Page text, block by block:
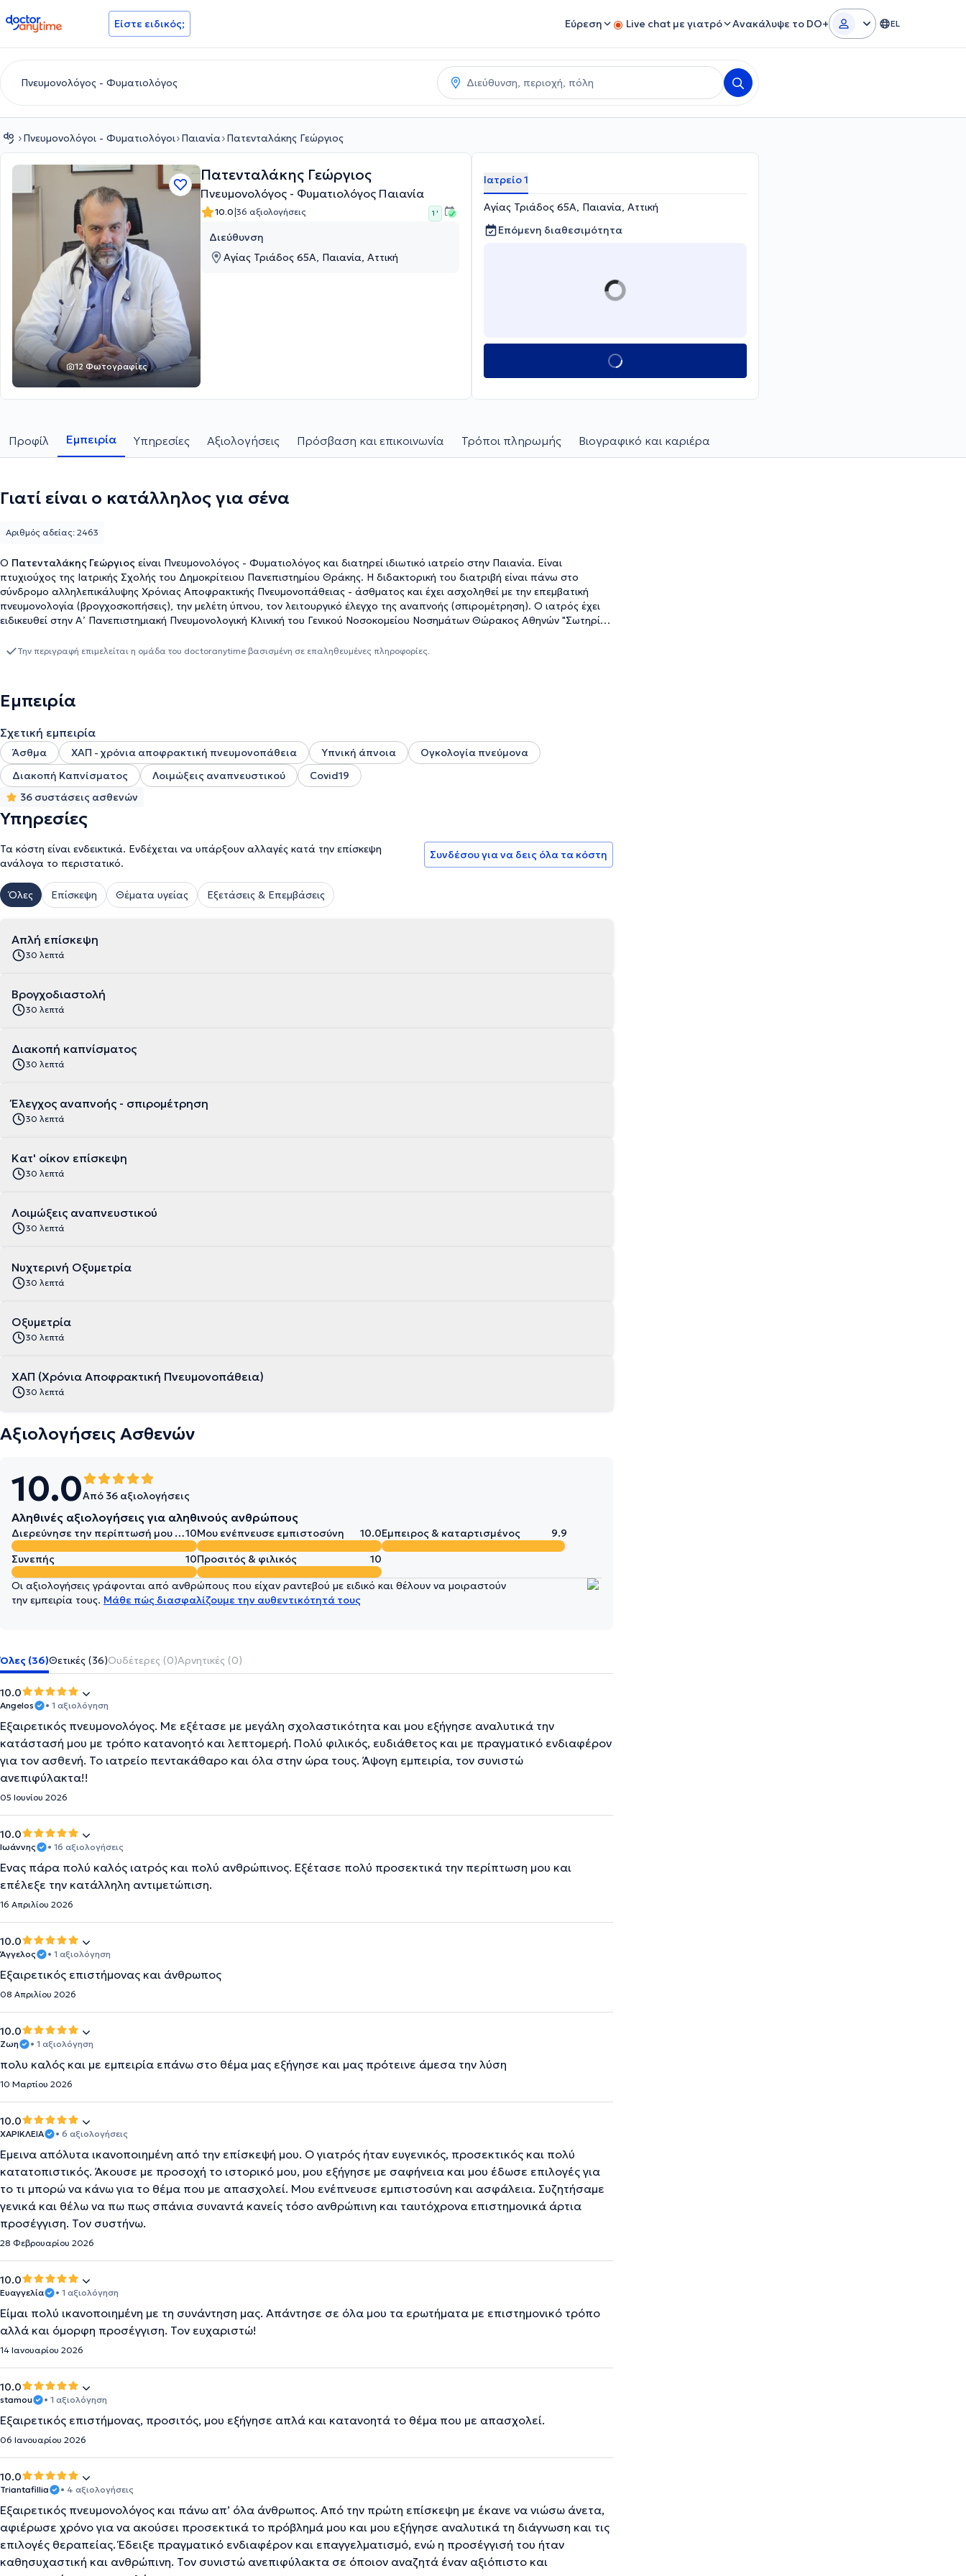
doctoranytime Είστε ειδικός; Εύρεση Live chat με γιατρό Ανακάλυψε το DO+ EL
Πνευμονολόγοι - Φυματιολόγοι Παιανία Πατενταλάκης Γεώργιος
12 Φωτογραφίες
Πατενταλάκης Γεώργιος
Πνευμονολόγος - Φυματιολόγος Παιανία
10.0|36 αξιολογήσεις 1 '
Διεύθυνση
Αγίας Τριάδος 65Α, Παιανία, Αττική
Ιατρείο 1
Αγίας Τριάδος 65Α, Παιανία, Αττική
Επόμενη διαθεσιμότητα
Προφίλ Εμπειρία Υπηρεσίες Αξιολογήσεις Πρόσβαση και επικοινωνία Τρόποι πληρωμής Βιογραφικό και καριέρα
Γιατί είναι ο κατάλληλος για σένα
Ο Πατενταλάκης Γεώργιος είναι Πνευμονολόγος - Φυματιολόγος και διατηρεί ιδιωτικό ιατρείο στην Παιανία. Είναι
πτυχιούχος της Ιατρικής Σχολής του Δημοκρίτειου Πανεπιστημίου Θράκης. Η διδακτορική του διατριβή είναι πάνω στο
σύνδρομο αλληλεπικάλυψης Χρόνιας Αποφρακτικής Πνευμονοπάθειας - άσθματος και έχει ασχοληθεί με την επεμβατική
πνευμονολογία (βρογχοσκοπήσεις), την μελέτη ύπνου, τον λειτουργικό έλεγχο της αναπνοής (σπιρομέτρηση). Ο ιατρός έχει
ειδικευθεί στην Α’ Πανεπιστημιακή Πνευμονολογική Κλινική του Γενικού Νοσοκομείου Νοσημάτων Θώρακος Αθηνών "Σωτηρία"
Διακοπής Καπνίσματος του Ευγενίδειου Θεραπευτήριου. Ακόμα, έχει δημοσιεύσει πολλές έρευνες σε συνέδρια και περιοδικά
Αριθμός αδείας: 2463
Την περιγραφή επιμελείται η ομάδα του doctoranytime βασισμένη σε επαληθευμένες πληροφορίες.
Εμπειρία
Σχετική εμπειρία
Άσθμα ΧΑΠ - χρόνια αποφρακτική πνευμονοπάθεια Υπνική άπνοια
Ογκολογία πνεύμονα
Διακοπή Καπνίσματος
Λοιμώξεις αναπνευστικού
Covid19
36 συστάσεις ασθενών
Υπηρεσίες
Τα κόστη είναι ενδεικτικά. Ενδέχεται να υπάρξουν αλλαγές κατά την επίσκεψη
ανάλογα το περιστατικό.
Συνδέσου για να δεις όλα τα κόστη
Όλες Επίσκεψη Θέματα υγείας Εξετάσεις & Επεμβάσεις
Απλή επίσκεψη
30 λεπτά
Βρογχοδιαστολή
30 λεπτά
Διακοπή καπνίσματος
30 λεπτά
Έλεγχος αναπνοής - σπιρομέτρηση
30 λεπτά
Κατ' οίκον επίσκεψη
30 λεπτά
Λοιμώξεις αναπνευστικού
30 λεπτά
Νυχτερινή Οξυμετρία
30 λεπτά
Οξυμετρία
30 λεπτά
ΧΑΠ (Χρόνια Αποφρακτική Πνευμονοπάθεια)
30 λεπτά
Αξιολογήσεις Ασθενών
10.0Από 36 αξιολογήσεις
Αληθινές αξιολογήσεις για αληθινούς ανθρώπους
Διερεύνησε την περίπτωσή μου σε βάθος10Μου ενέπνευσε εμπιστοσύνη 10.0Έμπειρος & καταρτισμένος
9.9
Συνεπής
10Προσιτός & φιλικός 10
Οι αξιολογήσεις γράφονται από ανθρώπους που είχαν ραντεβού με ειδικό και θέλουν να μοιραστούν
την εμπειρία τους. Μάθε πώς διασφαλίζουμε την αυθεντικότητά τους
Όλες (36)Θετικές (36)Ουδέτερες (0)Αρνητικές (0)
10.0
Angelos • 1 αξιολόγηση
Εξαιρετικός πνευμονολόγος. Με εξέτασε με μεγάλη σχολαστικότητα και μου εξήγησε αναλυτικά την
κατάστασή μου με τρόπο κατανοητό και λεπτομερή. Πολύ φιλικός, ευδιάθετος και με πραγματικό ενδιαφέρον
για τον ασθενή. Το ιατρείο πεντακάθαρο και όλα στην ώρα τους. Άψογη εμπειρία, τον συνιστώ
ανεπιφύλακτα!!
05 Ιουνίου 2026
10.0
Ιωάννης • 16 αξιολογήσεις
Ένας πάρα πολύ καλός ιατρός και πολύ ανθρώπινος. Εξέτασε πολύ προσεκτικά την περίπτωση μου και
επέλεξε την κατάλληλη αντιμετώπιση.
16 Απριλίου 2026
10.0
Άγγελος • 1 αξιολόγηση
Εξαιρετικός επιστήμονας και άνθρωπος
08 Απριλίου 2026
10.0
Ζωη • 1 αξιολόγηση
πολυ καλός και με εμπειρία επάνω στο θέμα μας εξήγησε και μας πρότεινε άμεσα την λύση
10 Μαρτίου 2026
10.0
ΧΑΡΙΚΛΕΙΑ • 6 αξιολογήσεις
Έμεινα απόλυτα ικανοποιημένη από την επίσκεψή μου. Ο γιατρός ήταν ευγενικός, προσεκτικός και πολύ
κατατοπιστικός. Άκουσε με προσοχή το ιστορικό μου, μου εξήγησε με σαφήνεια και μου έδωσε επιλογές για
το τι μπορώ να κάνω για το θέμα που με απασχολεί. Μου ενέπνευσε εμπιστοσύνη και ασφάλεια. Συζητήσαμε
γενικά και θέλω να πω πως σπάνια συναντά κανείς τόσο ανθρώπινη και ταυτόχρονα επιστημονικά άρτια
προσέγγιση. Τον συστήνω.
28 Φεβρουαρίου 2026
10.0
Ευαγγελία • 1 αξιολόγηση
Είμαι πολύ ικανοποιημένη με τη συνάντηση μας. Απάντησε σε όλα μου τα ερωτήματα με επιστημονικό τρόπο
αλλά και όμορφη προσέγγιση. Τον ευχαριστώ!
14 Ιανουαρίου 2026
10.0
stamou • 1 αξιολόγηση
Εξαιρετικός επιστήμονας, προσιτός, μου εξήγησε απλά και κατανοητά το θέμα που με απασχολεί.
06 Ιανουαρίου 2026
10.0
Triantafillia • 4 αξιολογήσεις
Εξαιρετικός πνευμονολόγος και πάνω απ’ όλα άνθρωπος. Από την πρώτη επίσκεψη με έκανε να νιώσω άνετα,
αφιέρωσε χρόνο για να ακούσει προσεκτικά το πρόβλημά μου και μου εξήγησε αναλυτικά τη διάγνωση και τις
επιλογές θεραπείας. Έδειξε πραγματικό ενδιαφέρον και επαγγελματισμό, ενώ η προσέγγισή του ήταν
καθησυχαστική και ανθρώπινη. Τον συνιστώ ανεπιφύλακτα σε όποιον αναζητά έναν αξιόπιστο και